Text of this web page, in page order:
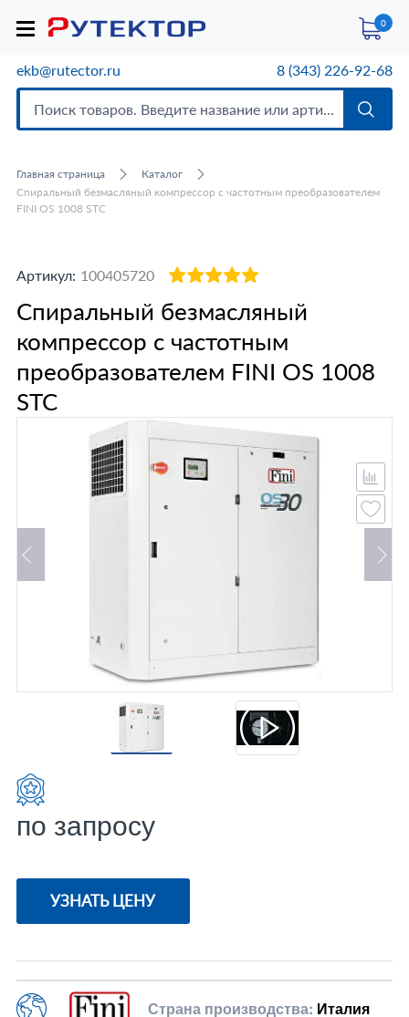
0
ekb@rutector.ru 8 (343) 226-92-68
Главная страница
Каталог
Спиральный безмасляный компрессор c частотным преобразователем
FINI OS 1008 STC
Артикул: 100405720
Спиральный безмасляный
компрессор c частотным
преобразователем FINI OS 1008
STC
по запросу
УЗНАТЬ ЦЕНУ
Страна производства: Италия